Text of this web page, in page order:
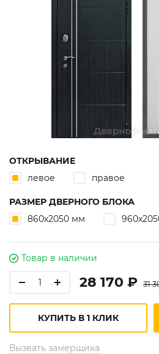
ОТКРЫВАНИЕ
левое
правое
РАЗМЕР ДВЕРНОГО БЛОКА
860х2050 мм
Товар в наличии
28 170 ₽ 31
Вызвать замерщика
КУПИТЬ В 1 КЛИК